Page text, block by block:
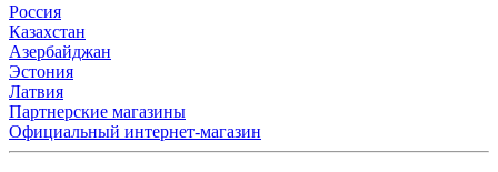
Россия
Казахстан
Азербайджан
Эстония
Латвия
Партнерские магазины
Официальный интернет-магазин